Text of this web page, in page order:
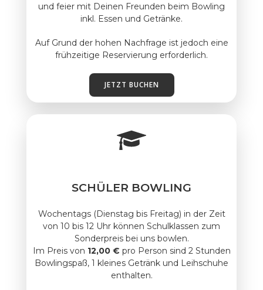
und feier mit Deinen Freunden beim Bowling
inkl. Essen und Getränke.
Auf Grund der hohen Nachfrage ist jedoch eine
frühzeitige Reservierung erforderlich.
JETZT BUCHEN
SCHÜLER BOWLING
Wochentags (Dienstag bis Freitag) in der Zeit
von 10 bis 12 Uhr können Schulklassen zum
Sonderpreis bei uns bowlen.
Im Preis von 12,00 € pro Person sind 2 Stunden
Bowlingspaß, 1 kleines Getränk und Leihschuhe
enthalten.